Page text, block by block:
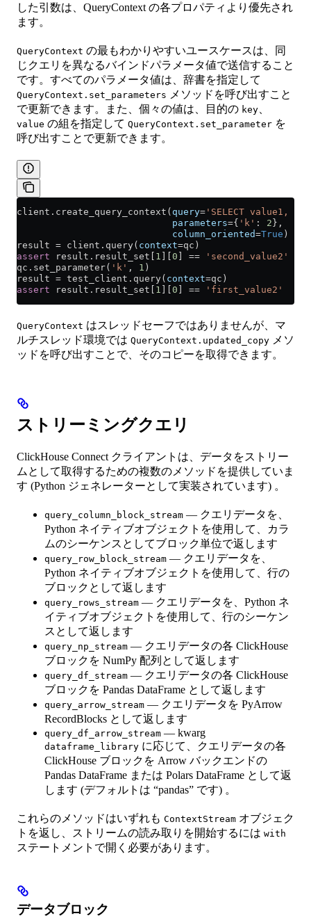
した引数は、QueryContext の各プロパティより優先され
ます。
QueryContext の最もわかりやすいユースケースは、同
じクエリを異なるバインドパラメータ値で送信すること
です。すべてのパラメータ値は、辞書を指定して
QueryContext.set_parameters メソッドを呼び出すこと
で更新できます。また、個々の値は、目的の key
value の組を指定して QueryContext.set_parameter を
呼び出すことで更新できます。
client.create_query_context( query= 'SELECT value1,
                            parameters
={ 'k' : 2 },
                            column_oriented
=True )
result = client.query( context=qc)
assert result.result_set[ 1 0 == 'second_value2'
qc.set_parameter( 'k' , 1 )
result = test_client.query( context=qc)
assert result.result_set[ 1 0 == 'first_value2'
QueryContext はスレッドセーフではありませんが、マ
ルチスレッド環境では QueryContext.updated_copy メソ
ッドを呼び出すことで、そのコピーを取得できます。
ストリーミングクエリ
ClickHouse Connect クライアントは、データをストリー
ムとして取得するための複数のメソッドを提供していま
す (Python ジェネレーターとして実装されています) 。
query_column_block_stream — クエリデータを、
Python ネイティブオブジェクトを使用して、カラ
ムのシーケンスとしてブロック単位で返します
query_row_block_stream — クエリデータを、
Python ネイティブオブジェクトを使用して、行の
ブロックとして返します
query_rows_stream — クエリデータを、Python ネ
イティブオブジェクトを使用して、行のシーケン
スとして返します
query_np_stream — クエリデータの各 ClickHouse
ブロックを NumPy 配列として返します
query_df_stream — クエリデータの各 ClickHouse
ブロックを Pandas DataFrame として返します
query_arrow_stream — クエリデータを PyArrow
RecordBlocks として返します
query_df_arrow_stream — kwarg
dataframe_library に応じて、クエリデータの各
ClickHouse ブロックを Arrow バックエンドの
Pandas DataFrame または Polars DataFrame として返
します (デフォルトは “pandas” です) 。
これらのメソッドはいずれも ContextStream オブジェク
トを返し、ストリームの読み取りを開始するには with
ステートメントで開く必要があります。
データブロック